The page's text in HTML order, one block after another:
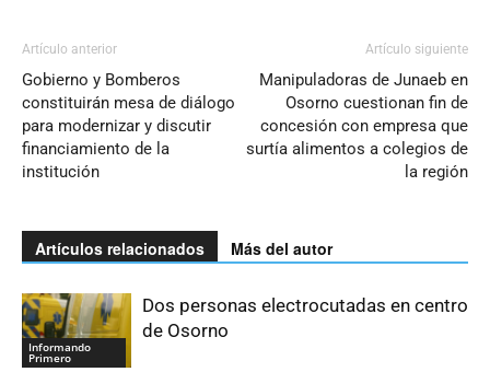
Artículo anterior
Gobierno y Bomberos
constituirán mesa de diálogo
para modernizar y discutir
financiamiento de la
institución
Artículo siguiente
Manipuladoras de Junaeb en
Osorno cuestionan fin de
concesión con empresa que
surtía alimentos a colegios de
la región
Artículos relacionados Más del autor
Informando
Primero
Dos personas electrocutadas en centro
de Osorno